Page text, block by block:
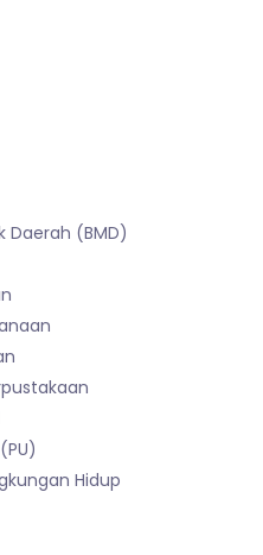
Daerah (BMD)
Hidup